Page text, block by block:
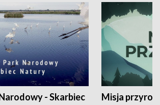
- Skarbiec
Misja